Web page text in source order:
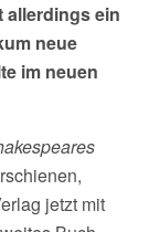
allerdings ein
neue
im neuen
jetzt mit